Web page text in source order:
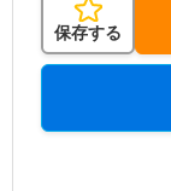
保存する